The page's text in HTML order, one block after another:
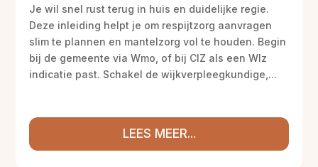
Je wil snel rust terug in huis en duidelijke regie.
Deze inleiding helpt je om respijtzorg aanvragen
slim te plannen en mantelzorg vol te houden. Begin
bij de gemeente via Wmo, of bij CIZ als een Wlz
indicatie past. Schakel de wijkverpleegkundige,...
LEES MEER...